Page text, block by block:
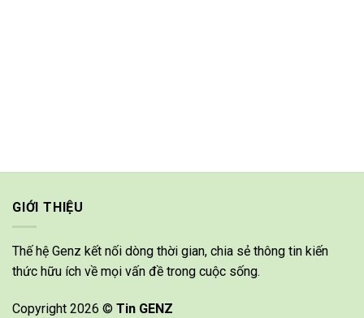
GIỚI THIỆU
Thế hệ Genz kết nối dòng thời gian, chia sẻ thông tin kiến
thức hữu ích về mọi vấn đề trong cuộc sống.
Copyright 2026 © Tin GENZ